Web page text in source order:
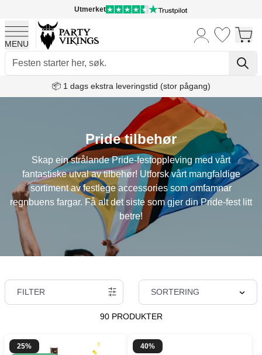
Utmerket
MENU
📦 1 dags ekstra leveringstid (stor pågang)
Skip to Content
Pride tilbehør
Skap ein strålande Pride-festoppleving med vårt
fantastiske utval av tilbehør! Utforsk vårt mangfaldige
sortiment av festlege accessories som omfamnar
regnbuens fargar. Få alt det siste som gjer din Pride-fest litt
betre!
FILTER SORTERING
90 PRODUKTER
25%
40%